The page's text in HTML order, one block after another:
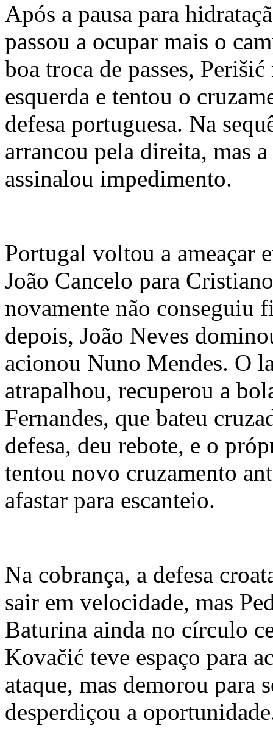
Após a pausa para
passou a ocupar mais o
boa troca de passes, Perišić
esquerda e tentou o
defesa portuguesa. Na
arrancou pela direita, mas
assinalou impedimento.
Portugal voltou a ameaçar
João Cancelo para
novamente não conseguiu
depois, João Neves
acionou Nuno Mendes. O
atrapalhou, recuperou a
Fernandes, que bateu
defesa, deu rebote, e o
tentou novo cruzamento
afastar para escanteio.
Na cobrança, a defesa
sair em velocidade, mas
Baturina ainda no círculo
Kovačić teve espaço para
ataque, mas demorou para
desperdiçou a